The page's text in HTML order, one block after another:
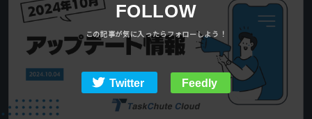
FOLLOW
Twitter Feedly